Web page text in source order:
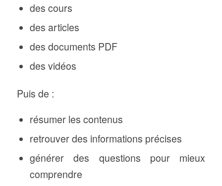
des cours
des articles
des documents PDF
des vidéos
Puis de :
résumer les contenus
retrouver des informations précises
générer des questions pour mieux
comprendre